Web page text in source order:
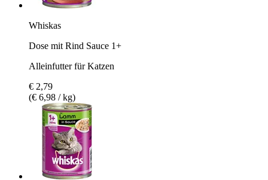
Whiskas
Dose mit Rind Sauce 1+
Alleinfutter für Katzen
€ 2,79
(€ 6,98 / kg)